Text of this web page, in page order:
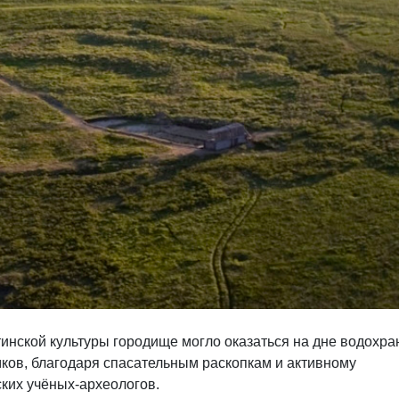
культуры городище могло оказаться на дне
благодаря спасательным раскопкам и активному
учёных-археологов.